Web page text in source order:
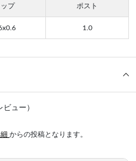
ップ ポスト
1.0
ビュー）
からの投稿となります。